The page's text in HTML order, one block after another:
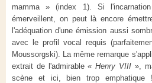
mamma » (index 1). Si
émerveillent, on peut là encore
l'adéquation d'une émission aussi
avec le profil vocal requis
Moussorgski). La même remarque
extrait de l'admirable «Henry VIII »,
scène et ici, bien trop emphatique